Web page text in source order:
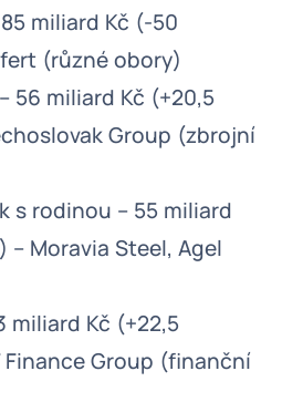
miliard Kč (-50
(různé obory)
56 miliard Kč (+20,5
Group (zbrojní
s rodinou – 55 miliard
– Moravia Steel, Agel
miliard Kč (+22,5
Finance Group (finanční